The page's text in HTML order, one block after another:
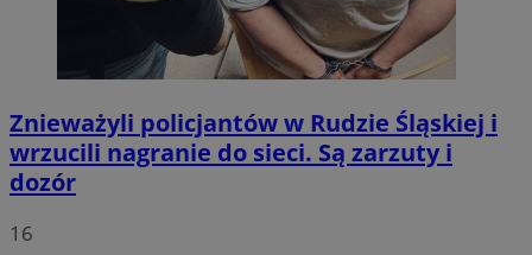
Znieważyli policjantów w Rudzie Śląskiej i
wrzucili nagranie do sieci. Są zarzuty i
dozór
16